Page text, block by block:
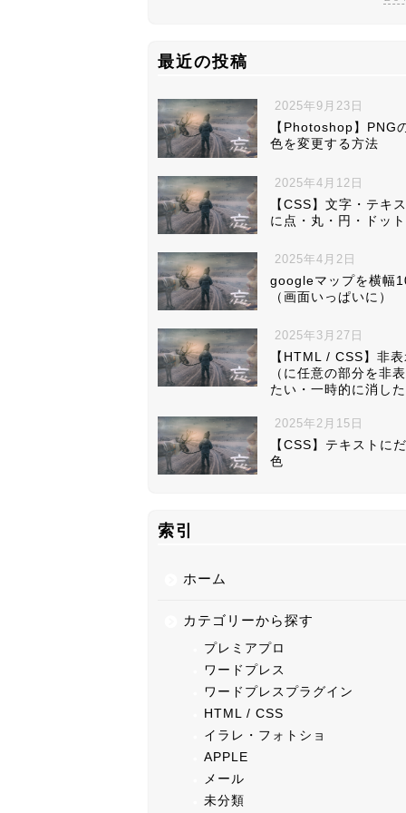
最近の投稿
2025年9月23日
【Photoshop】PNG
色を変更する方法
2025年4月12日
【CSS】文字・テキ
に点・丸・円・ドット
2025年4月2日
googleマップを横幅
（画面いっぱいに）
2025年3月27日
【HTML / CSS】非
（に任意の部分を非
たい・一時的に消し
2025年2月15日
【CSS】テキストに
色
索引
ホーム
カテゴリーから探す
プレミアプロ
ワードプレス
ワードプレスプラグイン
HTML / CSS
イラレ・フォトショ
APPLE
メール
未分類